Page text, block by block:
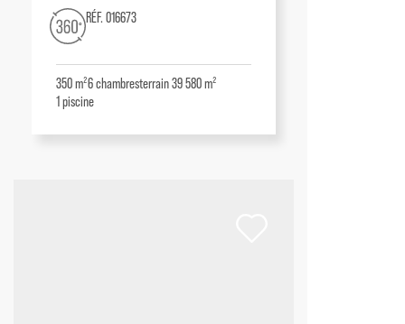
RÉF. 016673
350 m²6chambresterrain 39 580 m²
1piscine